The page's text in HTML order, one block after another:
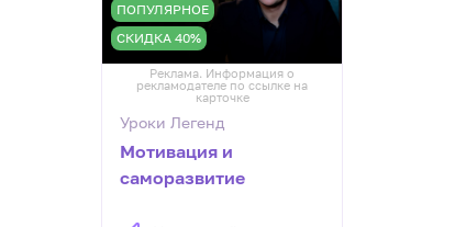
ПОПУЛЯРНОЕ
СКИДКА 40%
Реклама. Информация о
рекламодателе по ссылке на
карточке
Уроки Легенд
Мотивация и
саморазвитие